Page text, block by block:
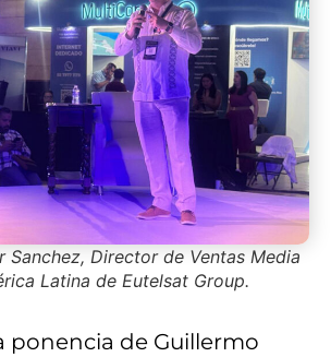
Sanchez, Director de Ventas Media
Latina de Eutelsat Group.
ponencia de Guillermo